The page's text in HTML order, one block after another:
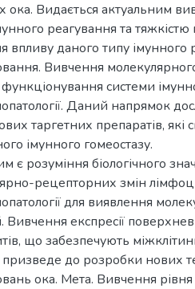
ока. Видається актуальним
реагування та
впливу даного типу імунного
Вивчення
системи
Даний напрямок
таргетних препаратів,
імунного гомеостазу.
є розуміння біологічного
рецепторних змін
для виявлення
Вивчення експресії
що забезпечують
призведе до розробки нових
ока. Мета. Вивчення рівня